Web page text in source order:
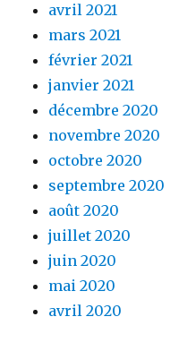
avril 2021
mars 2021
février 2021
janvier 2021
décembre 2020
novembre 2020
octobre 2020
septembre 2020
août 2020
juillet 2020
juin 2020
mai 2020
avril 2020